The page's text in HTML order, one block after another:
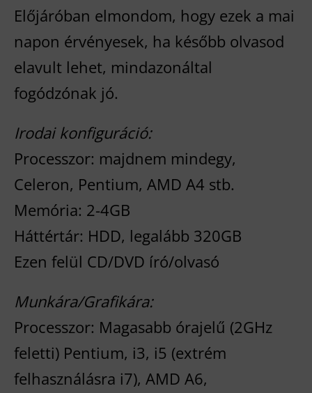
Előjáróban elmondom, hogy ezek a mai
napon érvényesek, ha később olvasod
elavult lehet, mindazonáltal
fogódzónak jó.
Irodai konfiguráció:
Processzor: majdnem mindegy,
Celeron, Pentium, AMD A4 stb.
Memória: 2-4GB
Háttértár: HDD, legalább 320GB
Ezen felül CD/DVD író/olvasó
Munkára/Grafikára:
Processzor: Magasabb órajelű (2GHz
feletti) Pentium, i3, i5 (extrém
felhasználásra i7), AMD A6,